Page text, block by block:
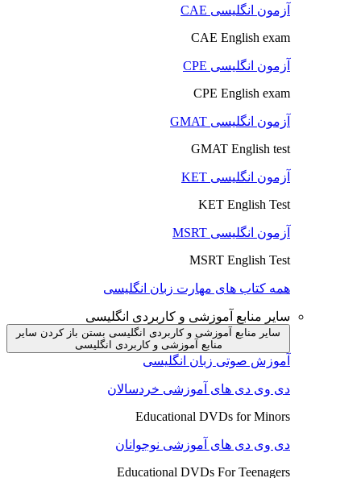
آزمون انگلیسی CAE
CAE English exam
آزمون انگلیسی CPE
CPE English exam
آزمون انگلیسی GMAT
GMAT English test
آزمون انگلیسی KET
KET English Test
آزمون انگلیسی MSRT
MSRT English Test
همه کتاب های مهارت زبان انگلیسی
سایر منابع آموزشی و کاربردی انگلیسی
سایر منابع آموزشی و کاربردی انگلیسی بستن باز کردن سایر
منابع آموزشی و کاربردی انگلیسی
آموزش صوتی زبان انگلیسی
دی وی دی های آموزشی خردسالان
Educational DVDs for Minors
دی وی دی های آموزشی نوجوانان
Educational DVDs For Teenagers